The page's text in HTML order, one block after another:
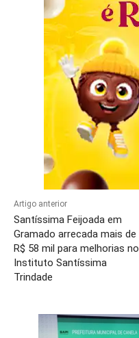
Artigo anterior
Santíssima Feijoada em
Gramado arrecada mais de
R$ 58 mil para melhorias no
Instituto Santíssima
Trindade